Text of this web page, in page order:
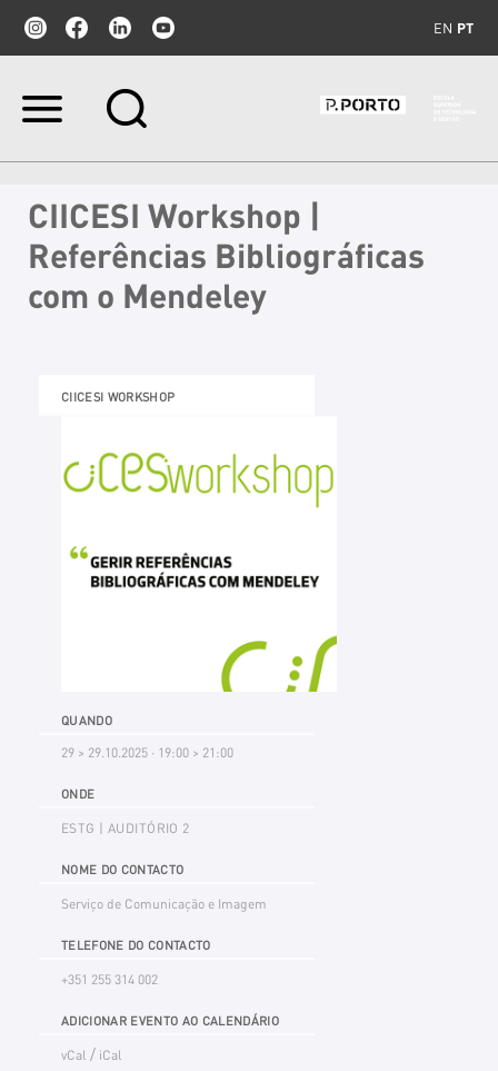
EN PT
Ir
Ir
para
navegação
CIICESI Workshop |
Referências Bibliográficas
com o Mendeley
CIICESI WORKSHOP
QUANDO
29 > 29.10.2025 · 19:00 > 21:00
ONDE
ESTG | AUDITÓRIO 2
NOME DO CONTACTO
Serviço de Comunicação e Imagem
TELEFONE DO CONTACTO
+351 255 314 002
ADICIONAR EVENTO AO CALENDÁRIO
vCal / iCal